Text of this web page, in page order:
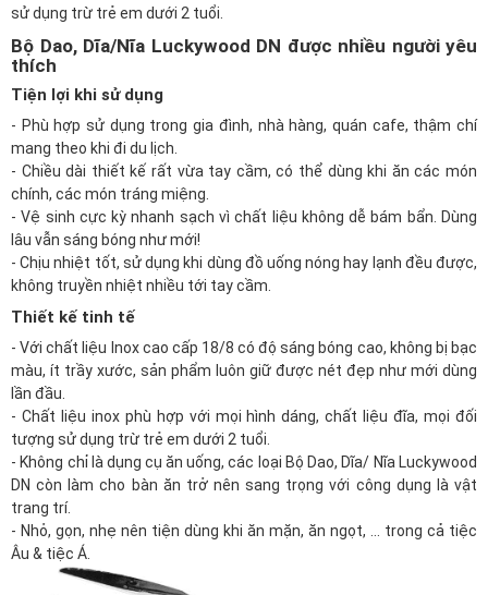
sử dụng trừ trẻ em dưới 2 tuổi.
Bộ Dao, Dĩa/Nĩa Luckywood DN được nhiều người yêu
thích
Tiện lợi khi sử dụng
- Phù hợp sử dụng trong gia đình, nhà hàng, quán cafe, thậm chí
mang theo khi đi du lịch.
- Chiều dài thiết kế rất vừa tay cầm, có thể dùng khi ăn các món
chính, các món tráng miệng.
- Vệ sinh cực kỳ nhanh sạch vì chất liệu không dễ bám bẩn. Dùng
lâu vẫn sáng bóng như mới!
- Chịu nhiệt tốt, sử dụng khi dùng đồ uống nóng hay lạnh đều được,
không truyền nhiệt nhiều tới tay cầm.
Thiết kế tinh tế
- Với chất liệu Inox cao cấp 18/8 có độ sáng bóng cao, không bị bạc
màu, ít trầy xước, sản phẩm luôn giữ được nét đẹp như mới dùng
lần đầu.
- Chất liệu inox phù hợp với mọi hình dáng, chất liệu đĩa, mọi đối
tượng sử dụng trừ trẻ em dưới 2 tuổi.
- Không chỉ làdụng cụ ăn uống, các loại Bộ Dao, Dĩa/ Nĩa Luckywood
DN còn làm cho bàn ăn trở nên sang trọng với công dụng là vật
trang trí.
- Nhỏ, gọn, nhẹ nên tiện dùng khi ăn mặn, ăn ngọt, ... trong cả tiệc
Âu & tiệc Á.